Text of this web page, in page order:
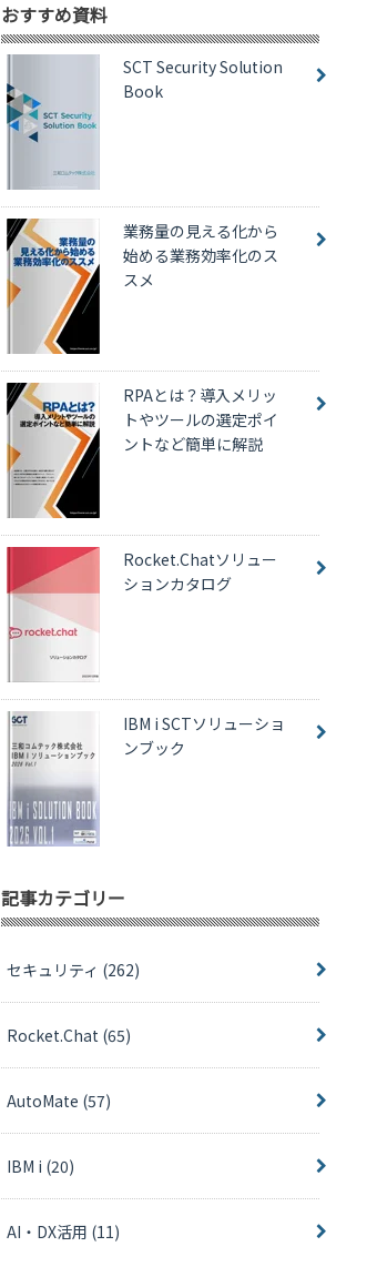
おすすめ資料
SCT Security Solution
Book
業務量の見える化から
始める業務効率化のス
スメ
RPAとは？導入メリッ
トやツールの選定ポイ
ントなど簡単に解説
Rocket.Chatソリュー
ションカタログ
IBM i SCTソリューショ
ンブック
記事カテゴリー
セキュリティ (262)
Rocket.Chat (65)
AutoMate (57)
IBM i (20)
AI・DX活用 (11)